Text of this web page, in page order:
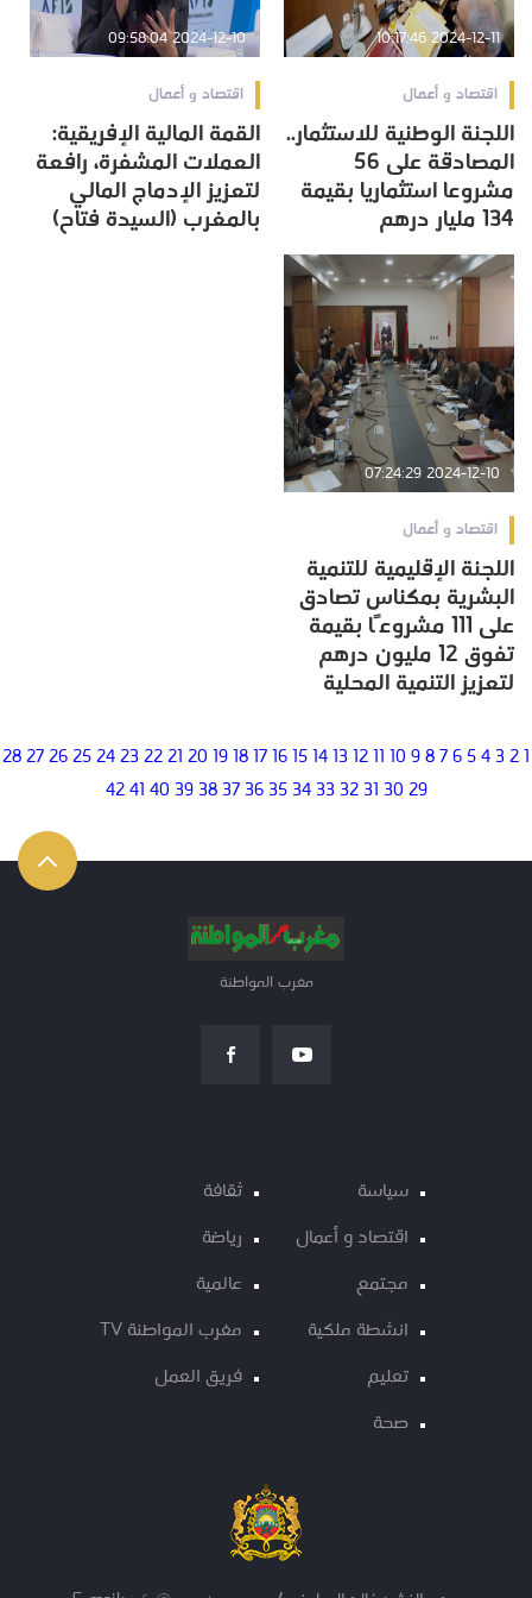
2024-12-11 10:17:46
اقتصاد و أعمال
اللجنة الوطنية للاستثمار..
المصادقة على 56
مشروعا استثماريا بقيمة
134 مليار درهم
2024-12-10 09:58:04
اقتصاد و أعمال
القمة المالية الإفريقية:
العملات المشفرة، رافعة
لتعزيز الإدماج المالي
بالمغرب (السيدة فتاح)
2024-12-10 07:24:29
اقتصاد و أعمال
اللجنة الإقليمية للتنمية
البشرية بمكناس تصادق
على 111 مشروعًا بقيمة
تفوق 12 مليون درهم
لتعزيز التنمية المحلية
1
2
3
4
5
6
7
8
9
10
11
12
13
14
15
16
17
18
19
20
21
22
23
24
25
26
27
28
29
30
31
32
33
34
35
36
37
38
39
40
41
42
مغرب المواطنة
سياسة
اقتصاد و أعمال
مجتمع
انشطة ملكية
تعليم
صحة
ثقافة
رياضة
عالمية
مغرب المواطنة TV
فريق العمل